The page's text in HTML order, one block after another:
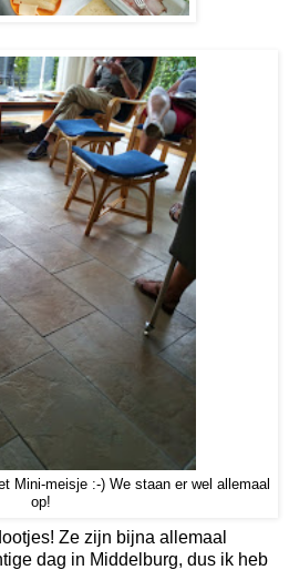
Mini-meisje :-) We staan er wel allemaal
op!
Ze zijn bijna allemaal
dag in Middelburg, dus ik heb